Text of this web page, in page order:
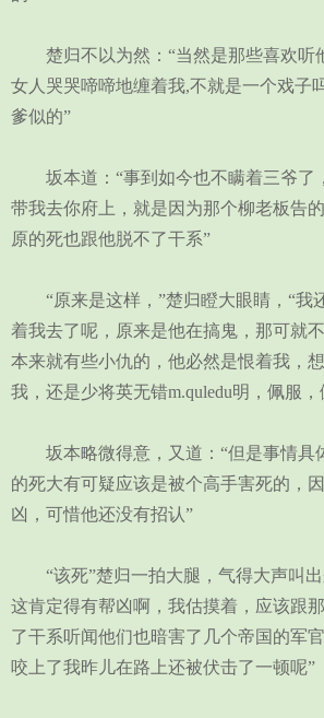
楚归不以为然：“当然是那些喜欢听
女人哭哭啼啼地缠着我,不就是一个戏子
爹似的”
坂本道：“事到如今也不瞒着三爷了
带我去你府上，就是因为那个柳老板告
原的死也跟他脱不了干系”
“原来是这样，”楚归瞪大眼睛，“我
着我去了呢，原来是他在搞鬼，那可就
本来就有些小仇的，他必然是恨着我，
我，还是少将英无错m.quledu明，佩服，
坂本略微得意，又道：“但是事情具
的死大有可疑应该是被个高手害死的，
凶，可惜他还没有招认”
“该死”楚归一拍大腿，气得大声叫出
这肯定得有帮凶啊，我估摸着，应该跟
了干系听闻他们也暗害了几个帝国的军
咬上了我昨儿在路上还被伏击了一顿呢”